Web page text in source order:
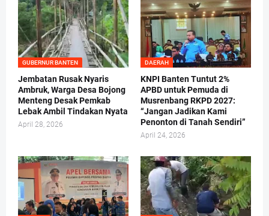
GUBERNUR BANTEN
Jembatan Rusak Nyaris
Ambruk, Warga Desa Bojong
Menteng Desak Pemkab
Lebak Ambil Tindakan Nyata
April 28, 2026
DAERAH
KNPI Banten Tuntut 2%
APBD untuk Pemuda di
Musrenbang RKPD 2027:
“Jangan Jadikan Kami
Penonton di Tanah Sendiri”
April 24, 2026